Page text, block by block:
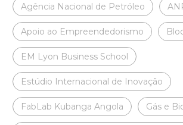
Agência Nacional de Petróleo
Apoio ao Empreendedorismo
EM Lyon Business School
Estúdio Internacional de Inovação
FabLab Kubanga Angola Gás e